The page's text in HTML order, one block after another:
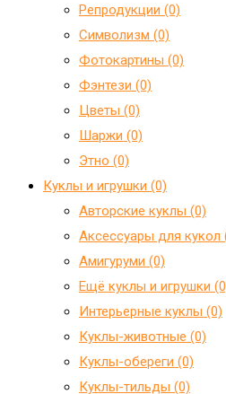
Репродукции (0)
Символизм (0)
Фотокартины (0)
Фэнтези (0)
Цветы (0)
Шаржи (0)
Этно (0)
Куклы и игрушки (0)
Авторские куклы (0)
Аксессуары для кукол
Амигуруми (0)
Ещё куклы и игрушки
Интерьерные куклы (0)
Куклы-животные (0)
Куклы-обереги (0)
Куклы-тильды (0)